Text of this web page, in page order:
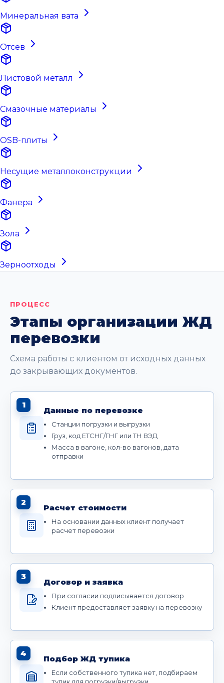
Минеральная вата
Отсев
Листовой металл
Смазочные материалы
OSB-плиты
Несущие металлоконструкции
Фанера
Зола
Зерноотходы
ПРОЦЕСС
Этапы организации ЖД
перевозки
Схема работы с клиентом от исходных данных
до закрывающих документов.
1
Данные по перевозке
Станции погрузки и выгрузки
Груз, код ЕТСНГ/ГНГ или ТН ВЭД
Масса в вагоне, кол-во вагонов, дата
отправки
2
Расчет стоимости
На основании данных клиент получает
расчет перевозки
3
Договор и заявка
При согласии подписывается договор
Клиент предоставляет заявку на перевозку
4
Подбор ЖД тупика
Если собственного тупика нет, подбираем
тупик для погрузки/выгрузки